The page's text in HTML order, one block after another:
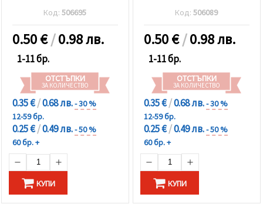
Код:506695
0.50€/0.98 лв.
1-11 бр.
ОТСТЪПКИ
ЗА КОЛИЧЕСТВО
0.35 €/0.68 лв.- 30 %
12-59 бр.
0.25 €/0.49 лв.- 50 %
60 бр. +
КУПИ
Код:506089
0.50€/0.98 лв.
1-11 бр.
ОТСТЪПКИ
ЗА КОЛИЧЕСТВО
0.35 €/0.68 лв.- 30 %
12-59 бр.
0.25 €/0.49 лв.- 50 %
60 бр. +
КУПИ